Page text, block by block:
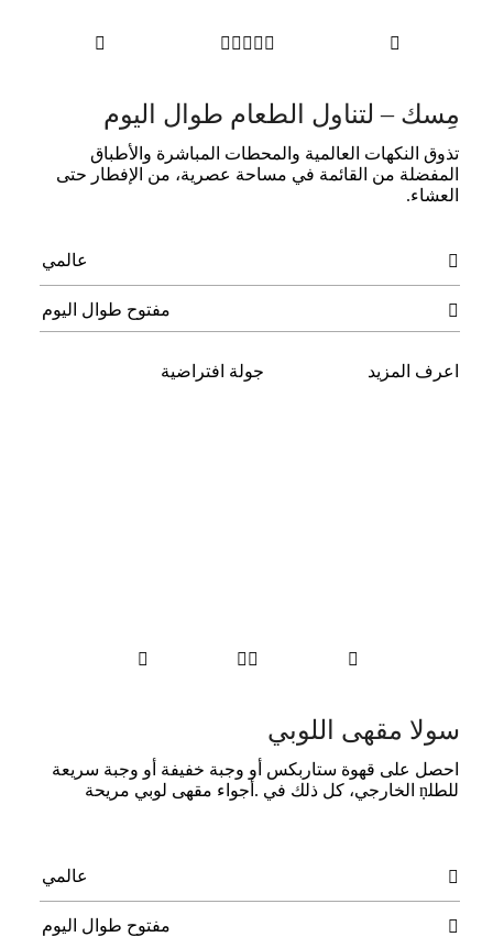

    

مِسك – لتناول الطعام طوال اليوم
ﺗﺬوق اﻟﻨﻜﻬﺎت اﻟﻌﺎﻟﻤﻴﺔ واﻟﻤﺤﻄﺎت اﻟﻤﺒﺎﺷﺮة والأﻃﺒﺎق
اﻟﻤﻔﻀﻠﺔ ﻣﻦ اﻟﻘﺎﺋﻤﺔ ﻓﻲ ﻣﺴﺎﺣﺔ ﻋﺼﺮﻳﺔ، ﻣﻦ الإﻓﻄﺎر ﺣﺘﻰ
اﻟﻌﺸﺎء.
 عالمي
 مفتوح طوال اليوم
اعرف المزيد جولة افتراضية

 

سولا مقهى اللوبي
اﺣﺼﻞ ﻋﻠﻰ ﻗﻬﻮة ﺳﺘﺎرﺑﻜﺲ أو وﺟﺒﺔ ﺧﻔﻴﻔﺔ أو وﺟﺒﺔ ﺳﺮﻳﻌﺔ
ﻟﻠﻄﻠṇ اﻟﺨﺎرﺟﻲ، ﻛﻞ ذﻟﻚ ﻓﻲ .أﺟﻮاء ﻣﻘﻬﻰ ﻟﻮﺑﻲ ﻣﺮﻳﺤﺔ
 عالمي
 مفتوح طوال اليوم